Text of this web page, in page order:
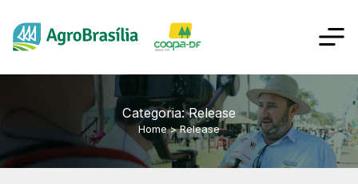
Categoria: Release
Home > Release